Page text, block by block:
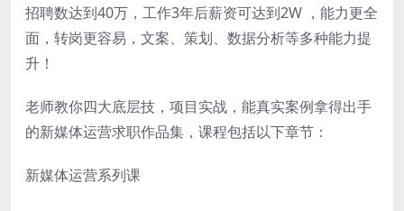
招聘数达到40万，工作3年后薪资可达到2W ，能力更全
面，转岗更容易，文案、策划、数据分析等多种能力提
升！
老师教你四大底层技，项目实战，能真实案例拿得出手
的新媒体运营求职作品集，课程包括以下章节：
新媒体运营系列课